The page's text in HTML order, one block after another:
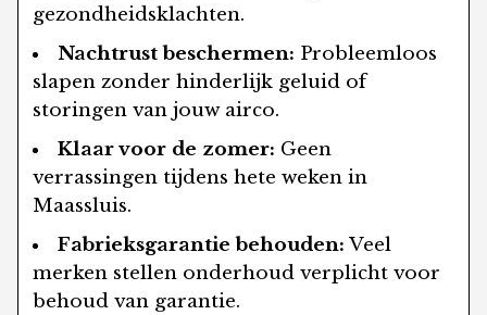
gezondheidsklachten.
Nachtrust beschermen: Probleemloos
slapen zonder hinderlijk geluid of
storingen van jouw airco.
Klaar voor de zomer: Geen
verrassingen tijdens hete weken in
Maassluis.
Fabrieksgarantie behouden: Veel
merken stellen onderhoud verplicht voor
behoud van garantie.